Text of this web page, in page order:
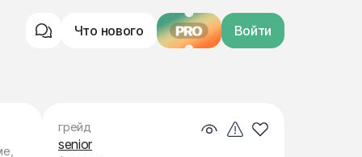
Что нового PRO Войти
грейд
senior